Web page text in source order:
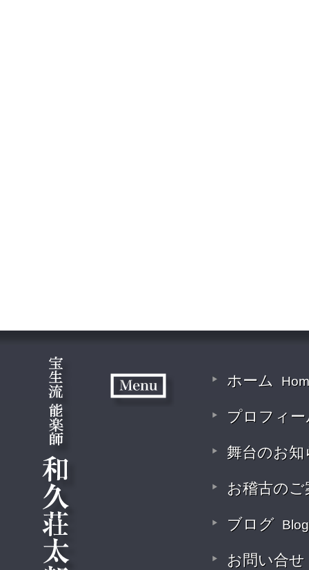
ホーム
プロフィ
舞台のお
お稽古の
ブログ Blog
お問い合せ